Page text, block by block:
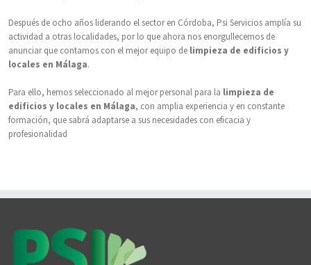
Después de ocho años liderando el sector en Córdoba, Psi Servicios amplía su
actividad a otras localidades, por lo que ahora nos enorgullecemos de
anunciar que contamos con el mejor equipo de limpieza de edificios y
locales en Málaga.
Para ello, hemos seleccionado al mejor personal para la limpieza de
edificios y locales en Málaga, con amplia experiencia y en constante
formación, que sabrá adaptarse a sus necesidades con eficacia y
profesionalidad